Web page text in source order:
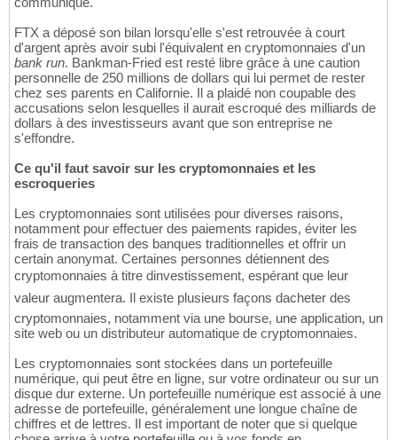
FTX a déposé son bilan lorsqu'elle s'est retrouvée à court
d'argent après avoir subi l'équivalent en cryptomonnaies d'un
bank run. Bankman-Fried est resté libre grâce à une caution
personnelle de 250 millions de dollars qui lui permet de rester
chez ses parents en Californie. Il a plaidé non coupable des
accusations selon lesquelles il aurait escroqué des milliards de
dollars à des investisseurs avant que son entreprise ne
s'effondre.
Ce qu'il faut savoir sur les cryptomonnaies et les
escroqueries
Les cryptomonnaies sont utilisées pour diverses raisons,
notamment pour effectuer des paiements rapides, éviter les
frais de transaction des banques traditionnelles et offrir un
certain anonymat. Certaines personnes détiennent des
cryptomonnaies à titre dinvestissement, espérant que leur
valeur augmentera. Il existe plusieurs façons dacheter des
cryptomonnaies, notamment via une bourse, une application, un
site web ou un distributeur automatique de cryptomonnaies.
Les cryptomonnaies sont stockées dans un portefeuille
numérique, qui peut être en ligne, sur votre ordinateur ou sur un
disque dur externe. Un portefeuille numérique est associé à une
adresse de portefeuille, généralement une longue chaîne de
chiffres et de lettres. Il est important de noter que si quelque